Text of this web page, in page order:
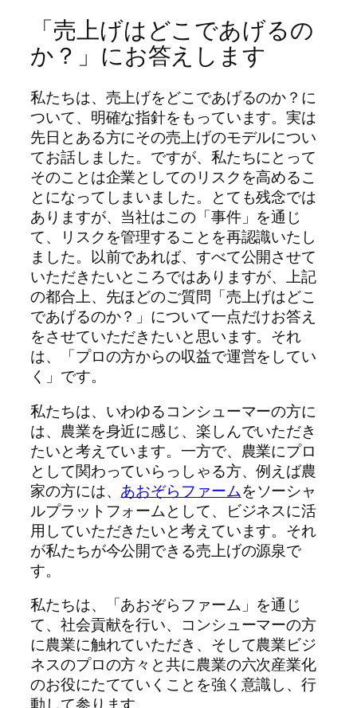
「売上げはどこであげるの
か？」にお答えします
私たちは、売上げをどこであげるのか？に
ついて、明確な指針をもっています。実は
先日とある方にその売上げのモデルについ
てお話しました。ですが、私たちにとって
そのことは企業としてのリスクを高めるこ
とになってしまいました。とても残念では
ありますが、当社はこの「事件」を通じ
て、リスクを管理することを再認識いたし
ました。以前であれば、すべて公開させて
いただきたいところではありますが、上記
の都合上、先ほどのご質問「売上げはどこ
であげるのか？」について一点だけお答え
をさせていただきたいと思います。それ
は、「プロの方からの収益で運営をしてい
く」です。
私たちは、いわゆるコンシューマーの方に
は、農業を身近に感じ、楽しんでいただき
たいと考えています。一方で、農業にプロ
として関わっていらっしゃる方、例えば農
家の方には、 あおぞらファームをソーシャ
ルプラットフォームとして、ビジネスに活
用していただきたいと考えています。それ
が私たちが今公開できる売上げの源泉で
す。
私たちは、「あおぞらファーム」を通じ
て、社会貢献を行い、コンシューマーの方
に農業に触れていただき、そして農業ビジ
ネスのプロの方々と共に農業の六次産業化
のお役にたてていくことを強く意識し、行